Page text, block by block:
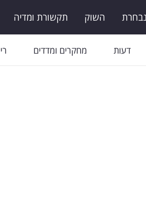
השוק תקשורת ומדיה
דעות מחקרים ומדדים